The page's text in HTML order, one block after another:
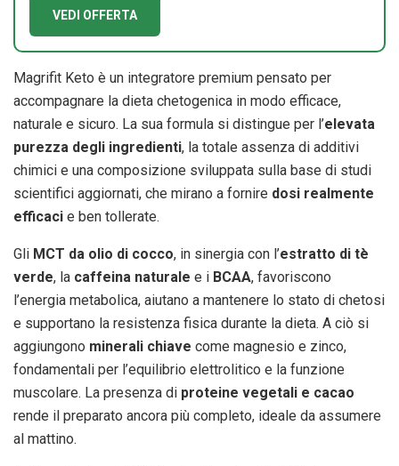
VEDI OFFERTA
Magrifit Keto è un integratore premium pensato per
accompagnare la dieta chetogenica in modo efficace,
naturale e sicuro. La sua formula si distingue per l’elevata
purezza degli ingredienti, la totale assenza di additivi
chimici e una composizione sviluppata sulla base di studi
scientifici aggiornati, che mirano a fornire dosi realmente
efficaci e ben tollerate.
Gli MCT da olio di cocco, in sinergia con l’estratto di tè
verde, la caffeina naturale e i BCAA, favoriscono
l’energia metabolica, aiutano a mantenere lo stato di chetosi
e supportano la resistenza fisica durante la dieta. A ciò si
aggiungono minerali chiave come magnesio e zinco,
fondamentali per l’equilibrio elettrolitico e la funzione
muscolare. La presenza di proteine vegetali e cacao
rende il preparato ancora più completo, ideale da assumere
al mattino.